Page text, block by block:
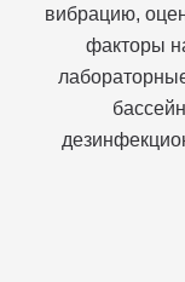
вибрацию,
факторы